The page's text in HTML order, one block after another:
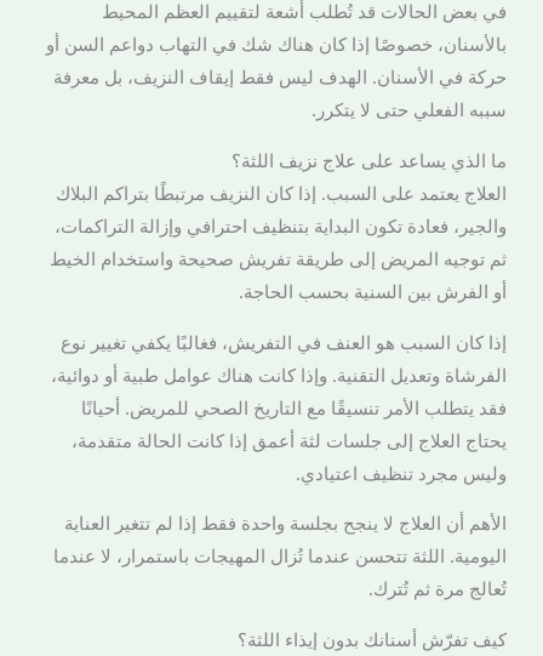
في بعض الحالات قد تُطلب أشعة لتقييم العظم المحيط
بالأسنان، خصوصًا إذا كان هناك شك في التهاب دواعم السن أو
حركة في الأسنان. الهدف ليس فقط إيقاف النزيف، بل معرفة
سببه الفعلي حتى لا يتكرر.
ما الذي يساعد على علاج نزيف اللثة؟
العلاج يعتمد على السبب. إذا كان النزيف مرتبطًا بتراكم البلاك
والجير، فعادة تكون البداية بتنظيف احترافي وإزالة التراكمات،
ثم توجيه المريض إلى طريقة تفريش صحيحة واستخدام الخيط
أو الفرش بين السنية بحسب الحاجة.
إذا كان السبب هو العنف في التفريش، فغالبًا يكفي تغيير نوع
الفرشاة وتعديل التقنية. وإذا كانت هناك عوامل طبية أو دوائية،
فقد يتطلب الأمر تنسيقًا مع التاريخ الصحي للمريض. أحيانًا
يحتاج العلاج إلى جلسات لثة أعمق إذا كانت الحالة متقدمة،
وليس مجرد تنظيف اعتيادي.
الأهم أن العلاج لا ينجح بجلسة واحدة فقط إذا لم تتغير العناية
اليومية. اللثة تتحسن عندما تُزال المهيجات باستمرار، لا عندما
تُعالج مرة ثم تُترك.
كيف تفرّش أسنانك بدون إيذاء اللثة؟